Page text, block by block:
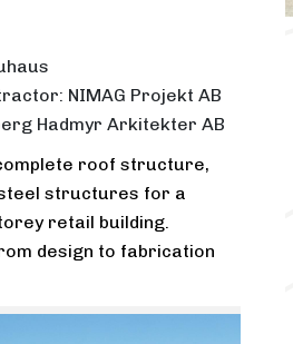
NIMAG Projekt AB
Hadmyr Arkitekter AB
roof structure,
structures for a
retail building.
design to fabrication